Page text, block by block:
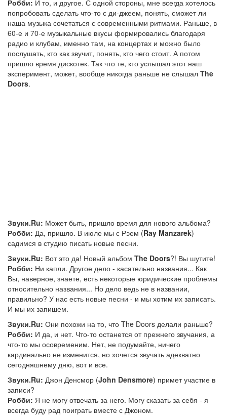
Робби: И то, и другое. С одной стороны, мне всегда хотелось
попробовать сделать что-то с ди-джеем, понять, сможет ли
наша музыка сочетаться с современными ритмами. Раньше, в
60-е и 70-е музыкальные вкусы формировались благодаря
радио и клубам, именно там, на концертах и можно было
послушать, кто как звучит, понять, кто чего стоит. А потом
пришло время дискотек. Так что те, кто услышал этот наш
эксперимент, может, вообще никогда раньше не слышал The
Doors.
Звуки.Ru: Может быть, пришло время для нового альбома?
Робби: Да, пришло. В июле мы с Рэем (Ray Manzarek)
садимся в студию писать новые песни.
Звуки.Ru: Вот это да! Новый альбом The Doors?! Вы шутите!
Робби: Ни капли. Другое дело - касательно названия... Как
Вы, наверное, знаете, есть некоторые юридические проблемы
относительно названия... Но дело ведь не в названии,
правильно? У нас есть новые песни - и мы хотим их записать.
И мы их запишем.
Звуки.Ru: Они похожи на то, что The Doors делали раньше?
Робби: И да, и нет. Что-то останется от прежнего звучания, а
что-то мы осовременим. Нет, не подумайте, ничего
кардинально не изменится, но хочется звучать адекватно
сегодняшнему дню, вот и все.
Звуки.Ru: Джон Денсмор (John Densmore) примет участие в
записи?
Робби: Я не могу отвечать за него. Могу сказать за себя - я
всегда буду рад поиграть вместе с Джоном.